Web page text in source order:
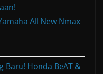
All New Nmax
Baru! Honda BeAT &